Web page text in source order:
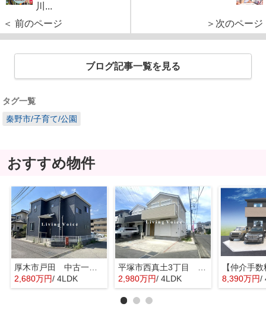
川...
＜ 前のページ
＞次のページ
ブログ記事一覧を見る
タグ一覧
秦野市/子育て/公園
おすすめ物件
厚木市戸田 中古一戸建て
2,680万円/ 4LDK
2,980万円/ 4LDK 8,390万円/